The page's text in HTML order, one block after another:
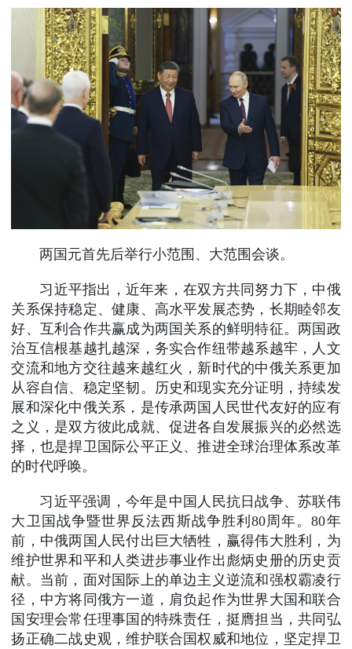
两国元首先后举行小范围、大范围会谈。
习近平指出，近年来，在双方共同努力下，中俄
关系保持稳定、健康、高水平发展态势，长期睦邻友
好、互利合作共赢成为两国关系的鲜明特征。两国政
治互信根基越扎越深，务实合作纽带越系越牢，人文
交流和地方交往越来越红火，新时代的中俄关系更加
从容自信、稳定坚韧。历史和现实充分证明，持续发
展和深化中俄关系，是传承两国人民世代友好的应有
之义，是双方彼此成就、促进各自发展振兴的必然选
择，也是捍卫国际公平正义、推进全球治理体系改革
的时代呼唤。
习近平强调，今年是中国人民抗日战争、苏联伟
大卫国战争暨世界反法西斯战争胜利80周年。80年
前，中俄两国人民付出巨大牺牲，赢得伟大胜利，为
维护世界和平和人类进步事业作出彪炳史册的历史贡
献。当前，面对国际上的单边主义逆流和强权霸凌行
径，中方将同俄方一道，肩负起作为世界大国和联合
国安理会常任理事国的特殊责任，挺膺担当，共同弘
扬正确二战史观，维护联合国权威和地位，坚定捍卫